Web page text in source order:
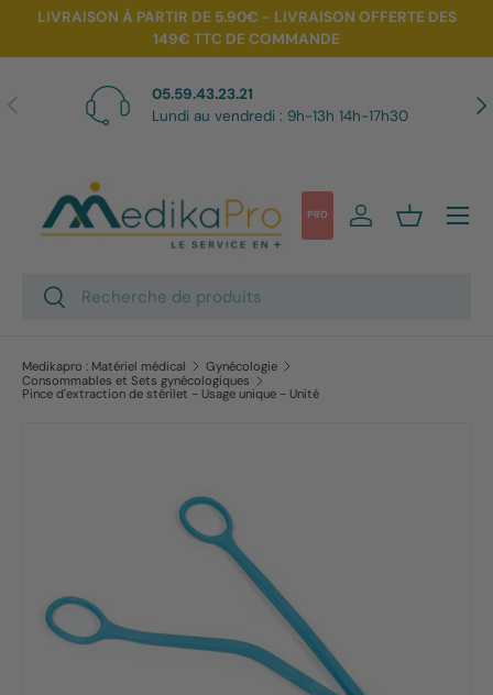
Aller au contenu
LIVRAISON À PARTIR DE 5.90€ - LIVRAISON OFFERTE DES
149€ TTC DE COMMANDE
Précédent
05.59.43.23.21
Lundi au vendredi : 9h-13h 14h-17h30
Recherche
Rechercher
PRO Se connecter
Panier
Menu
Medikapro : Matériel médical
Gynécologie
Consommables et Sets gynécologiques
Pince d'extraction de stérilet - Usage unique - Unité